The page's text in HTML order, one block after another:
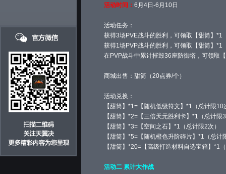
活动时间： 6月4日-6月10日
活动任务：
获得3场PVE战斗的胜利，可领取【甜筒】*1
获得1场PVP战斗的胜利，可领取【甜筒】*1
在PVP战斗中累计摧毁36座防御塔，可领取
商城出售：甜筒（20点券/个）
活动兑换：
【甜筒】*1=【随机低级符文】*1（总计限10
【甜筒】*2=【三倍天元胜利卡】*1（总计限
【甜筒】*3=【空间之石】*1（总计限2次）
【甜筒】*5=【随机橙色升阶碎片】*1（总计
【甜筒】*20=【高级打造材料自选宝箱】*1
活动二 累计大作战